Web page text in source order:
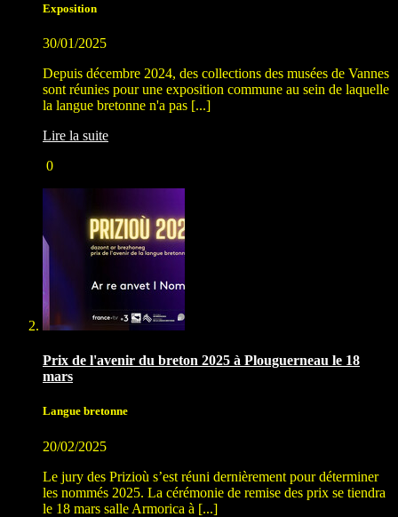
Exposition
30/01/2025
Depuis décembre 2024, des collections des musées de Vannes
sont réunies pour une exposition commune au sein de laquelle
la langue bretonne n'a pas [...]
Lire la suite
0
Prix de l'avenir du breton 2025 à Plouguerneau le 18
mars
Langue bretonne
20/02/2025
Le jury des Prizioù s’est réuni dernièrement pour déterminer
les nommés 2025. La cérémonie de remise des prix se tiendra
le 18 mars salle Armorica à [...]